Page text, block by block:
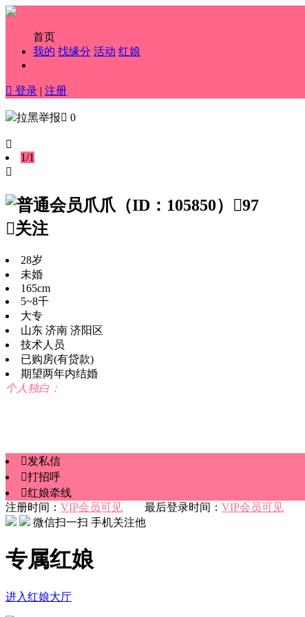
首页
我的 找缘分 活动 红娘
 登录 | 注册
拉黑举报 0

1/1

爪爪 （ID：105850） 97
关注
28岁
未婚
165cm
5~8千
大专
山东 济南 济阳区
技术人员
已购房(有贷款)
期望两年内结婚
个人独白：
发私信
打招呼
红娘牵线
注册时间： VIP会员可见 最后登录时间： VIP会员可见 最
微信扫一扫 手机关注他
专属红娘
进入红娘大厅